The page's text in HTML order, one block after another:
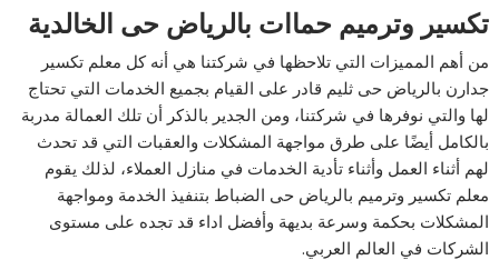
تكسير وترميم حماات بالرياض حى الخالدية
من أهم المميزات التي تلاحظها في شركتنا هي أنه كل معلم تكسير
جدارن بالرياض حى ثليم قادر على القيام بجميع الخدمات التي تحتاج
لها والتي نوفرها في شركتنا، ومن الجدير بالذكر أن تلك العمالة مدربة
بالكامل أيضًا على طرق مواجهة المشكلات والعقبات التي قد تحدث
لهم أثناء العمل وأثناء تأدية الخدمات في منازل العملاء، لذلك يقوم
معلم تكسير وترميم بالرياض حى الضباط بتنفيذ الخدمة ومواجهة
المشكلات بحكمة وسرعة بديهة وأفضل اداء قد تجده على مستوى
الشركات في العالم العربي.